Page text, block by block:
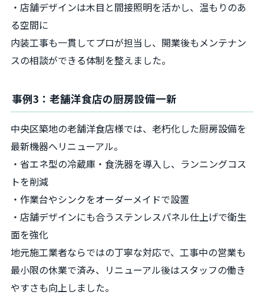
・店舗デザインは木目と間接照明を活かし、温もりのあ
る空間に
内装工事も一貫してプロが担当し、開業後もメンテナン
スの相談ができる体制を整えました。
事例3：老舗洋食店の厨房設備一新
中央区築地の老舗洋食店様では、老朽化した厨房設備を
最新機器へリニューアル。
・省エネ型の冷蔵庫・食洗器を導入し、ランニングコス
トを削減
・作業台やシンクをオーダーメイドで設置
・店舗デザインにも合うステンレスパネル仕上げで衛生
面を強化
地元施工業者ならではの丁寧な対応で、工事中の営業も
最小限の休業で済み、リニューアル後はスタッフの働き
やすさも向上しました。